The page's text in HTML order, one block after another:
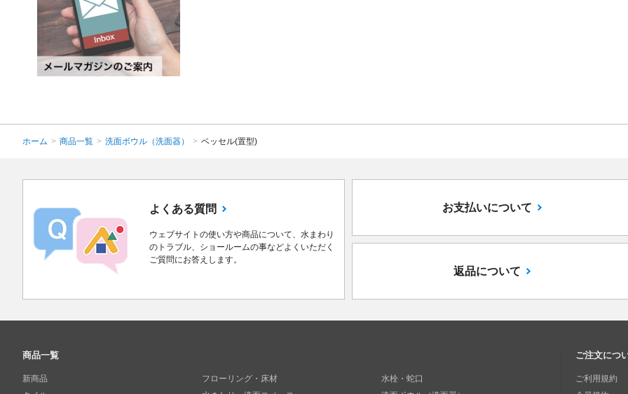
ホーム > 商品一覧 > 洗面ボウル（洗面器） > ベッセル(置型)
よくある質問
ウェブサイトの使い方や商品について、水まわり
のトラブル、ショールームの事などよくいただく
ご質問にお答えします。
お支払いについて
返品について
商品一覧
新商品
フローリング・床材
水栓・蛇口
ご注文につ
ご利用規約